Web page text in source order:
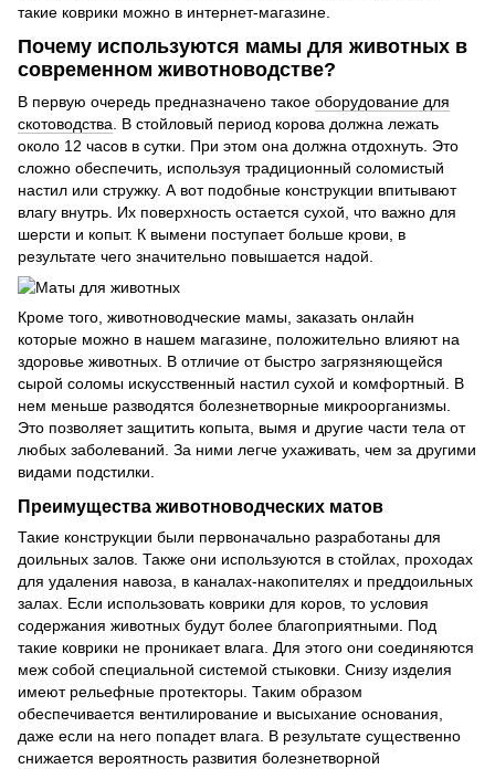
такие коврики можно в интернет-магазине.
Почему используются мамы для животных в
современном животноводстве?
В первую очередь предназначено такое оборудование для
скотоводства . В стойловый период корова должна лежать
около 12 часов в сутки. При этом она должна отдохнуть. Это
сложно обеспечить, используя традиционный соломистый
настил или стружку. А вот подобные конструкции впитывают
влагу внутрь. Их поверхность остается сухой, что важно для
шерсти и копыт. К вымени поступает больше крови, в
результате чего значительно повышается надой.
Кроме того, животноводческие мамы, заказать онлайн
которые можно в нашем магазине, положительно влияют на
здоровье животных. В отличие от быстро загрязняющейся
сырой соломы искусственный настил сухой и комфортный. В
нем меньше разводятся болезнетворные микроорганизмы.
Это позволяет защитить копыта, вымя и другие части тела от
любых заболеваний. За ними легче ухаживать, чем за другими
видами подстилки.
Преимущества животноводческих матов
Такие конструкции были первоначально разработаны для
доильных залов. Также они используются в стойлах, проходах
для удаления навоза, в каналах-накопителях и преддоильных
залах. Если использовать коврики для коров, то условия
содержания животных будут более благоприятными. Под
такие коврики не проникает влага. Для этого они соединяются
меж собой специальной системой стыковки. Снизу изделия
имеют рельефные протекторы. Таким образом
обеспечивается вентилирование и высыхание основания,
даже если на него попадет влага. В результате существенно
снижается вероятность развития болезнетворной